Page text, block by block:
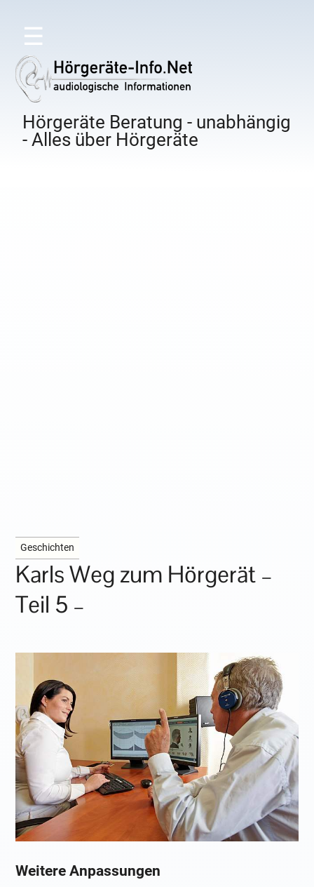
☰
Hörgeräte Beratung - unabhängig
- Alles über Hörgeräte
Geschichten
Karls Weg zum Hörgerät –
Teil 5 –
Weitere Anpassungen